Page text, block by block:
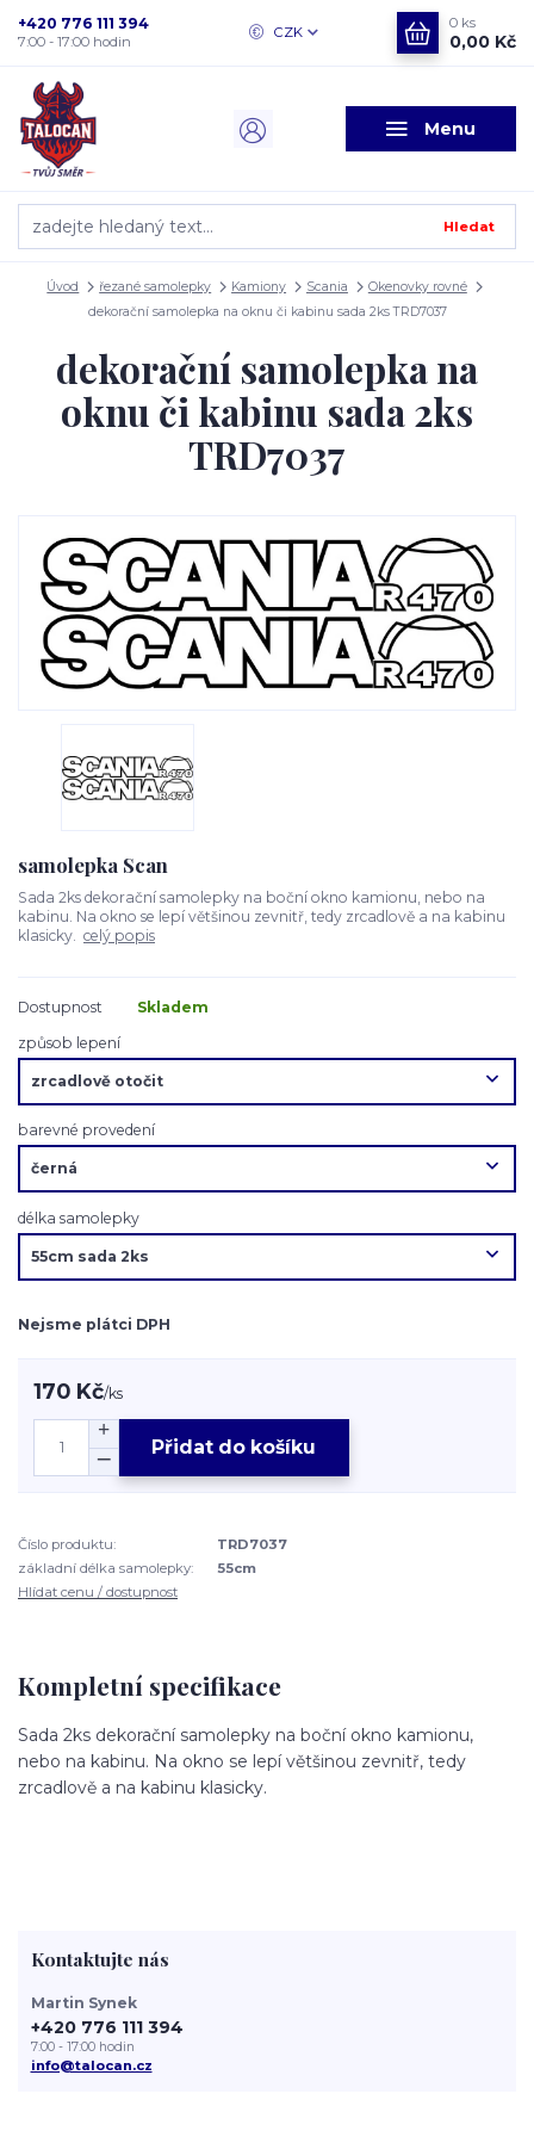
Menu
CZK
Hledat
+420 776 111 394
7:00 - 17:00 hodin
0 ks
0,00 Kč
Úvod řezané samolepky Kamiony Scania
Okenovky rovné
dekorační samolepka na oknu či kabinu sada 2ks TRD7037
dekorační samolepka na
oknu či kabinu sada 2ks
TRD7037
samolepka Scan
Sada 2ks dekorační samolepky na boční okno kamionu, nebo na
kabinu. Na okno se lepí většinou zevnitř, tedy zrcadlově a na kabinu
klasicky. celý popis
Dostupnost
Skladem
způsob lepení
barevné provedení
délka samolepky
Nejsme plátci DPH
170 Kč/ks
Přidat do košíku
Číslo produktu:
TRD7037
základní délka samolepky:
55cm
Hlídat cenu / dostupnost
Kompletní specifikace
Sada 2ks dekorační samolepky na boční okno kamionu,
nebo na kabinu. Na okno se lepí většinou zevnitř, tedy
zrcadlově a na kabinu klasicky.
Kontaktujte nás
Martin Synek
+420 776 111 394
7:00 - 17:00 hodin
info@talocan.cz